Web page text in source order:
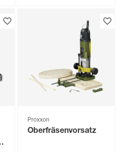
Proxxon
Oberfräsenvorsatz